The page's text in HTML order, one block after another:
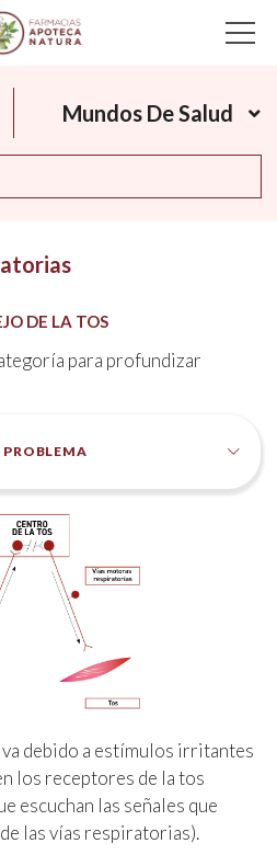
Mundos De Salud
DE LA TOS
para profundizar
PROBLEMA
debido a estímulos irritantes
los receptores de la tos
escuchan las señales que
las vías respiratorias).